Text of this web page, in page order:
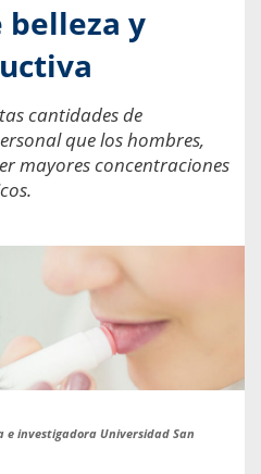
belleza y
cantidades de
que los hombres,
mayores concentraciones
e investigadora Universidad San